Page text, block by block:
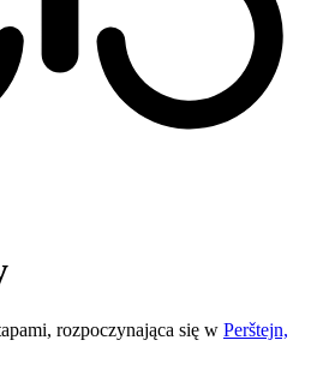
rozpoczynająca się w Perštejn,